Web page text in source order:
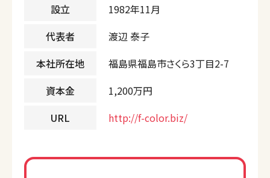
設立
1982年11月
代表者
渡辺 泰子
本社所在地
福島県福島市さくら3丁目2-7
資本金
1,200万円
URL
http://f-color.biz/